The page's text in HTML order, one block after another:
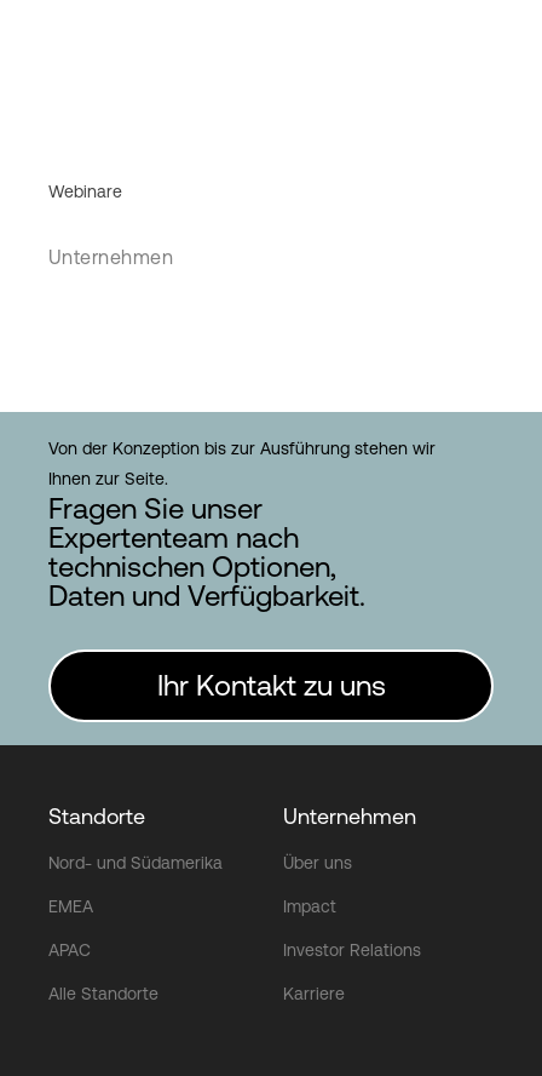
Webinare
Unternehmen
Von der Konzeption bis zur Ausführung stehen wir
Ihnen zur Seite.
Fragen Sie unser
Expertenteam nach
technischen Optionen,
Daten und Verfügbarkeit.
Ihr Kontakt zu uns
Standorte
Nord- und Südamerika
EMEA
APAC
Alle Standorte
Unternehmen
Über uns
Impact
Investor Relations
Karriere